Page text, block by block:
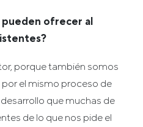
ofrecer al
porque también somos
el mismo proceso de
que muchas de
de lo que nos pide el